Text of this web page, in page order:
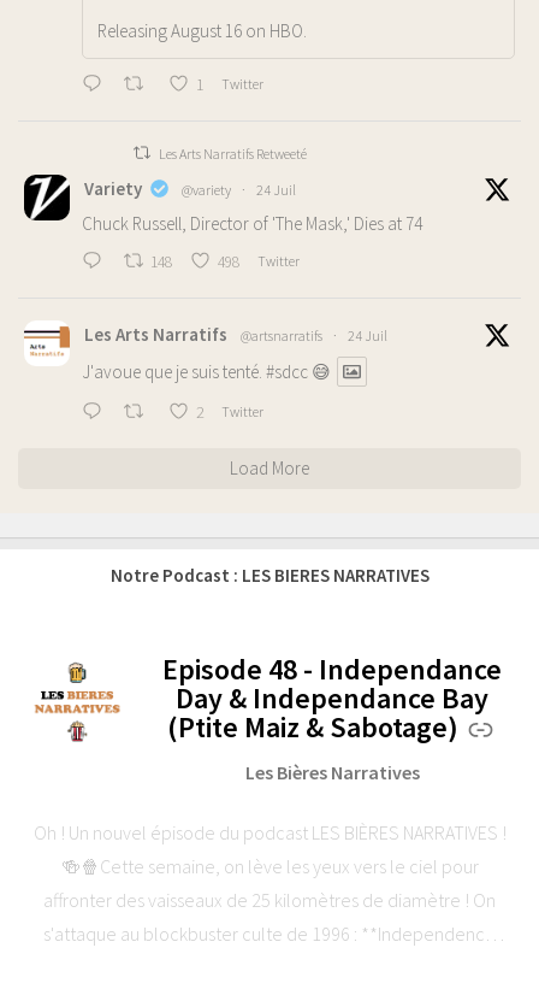
Releasing August 16 on HBO.
1 Twitter
Les Arts Narratifs Retweeté
Variety @variety · 24 Juil
Chuck Russell, Director of 'The Mask,' Dies at 74
148 498 Twitter
Les Arts Narratifs @artsnarratifs · 24 Juil
J'avoue que je suis tenté. #sdcc 😅
2 Twitter
Load More
Notre Podcast : LES BIERES NARRATIVES
Episode 48 - Independance
Day & Independance Bay
(Ptite Maiz & Sabotage)
Les Bières Narratives
Oh ! Un nouvel épisode du podcast LES BIÈRES NARRATIVES !
🍻🍿Cette semaine, on lève les yeux vers le ciel pour
affronter des vaisseaux de 25 kilomètres de diamètre ! On
s'attaque au blockbuster culte de 1996 : **Independence